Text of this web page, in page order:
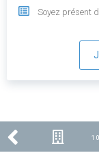
Soyez présent
1